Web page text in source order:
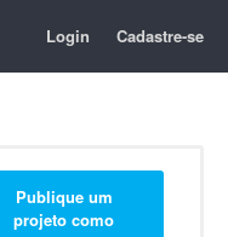
Login Cadastre-se
Publique um
projeto como